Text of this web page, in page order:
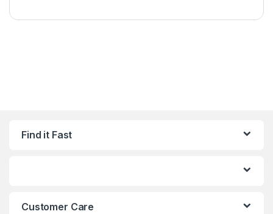
Find it Fast
Customer Care